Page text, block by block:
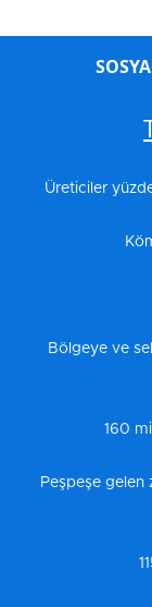
Üreticiler
Bölgeye ve
160
Peşpeşe gelen